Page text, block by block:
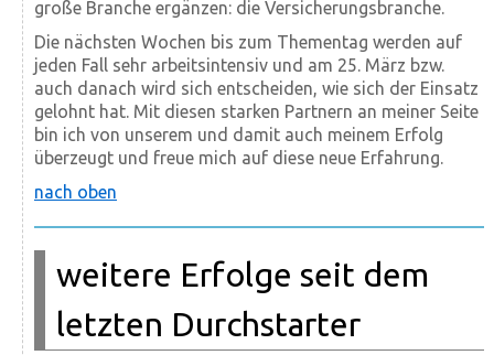
große Branche ergänzen: die Versicherungsbranche.
Die nächsten Wochen bis zum Thementag werden auf
jeden Fall sehr arbeitsintensiv und am 25. März bzw.
auch danach wird sich entscheiden, wie sich der Einsatz
gelohnt hat. Mit diesen starken Partnern an meiner Seite
bin ich von unserem und damit auch meinem Erfolg
überzeugt und freue mich auf diese neue Erfahrung.
nach oben
weitere Erfolge seit dem
letzten Durchstarter